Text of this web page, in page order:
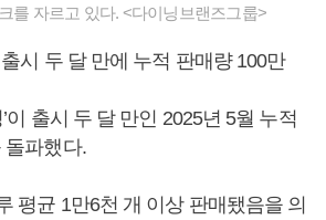
를 자르고 있다. <다이닝브랜즈그룹>
시 두 달 만에 누적 판매량 100만
이 출시 두 달 만인 2025년 5월 누적
돌파했다.
평균 1만6천 개 이상 판매됐음을 의